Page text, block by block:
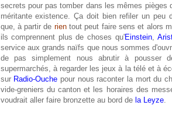
secrets pour pas tomber dans les mêmes pièges
méritante existence. Ça doit bien refiler un peu
que, à partir de rientout peut faire sens et alors
ils comprennent plus de choses qu'Einstein,
service aux grands naïfs que nous sommes
de pas simplement nous abrutir à pousser
supermarchés, à regarder les jeux à la télé et à
sur Radio-Ouche pour nous raconter la mort du
vide-greniers du canton et les horaires des
voudrait aller faire bronzette au bord de la Leyze.